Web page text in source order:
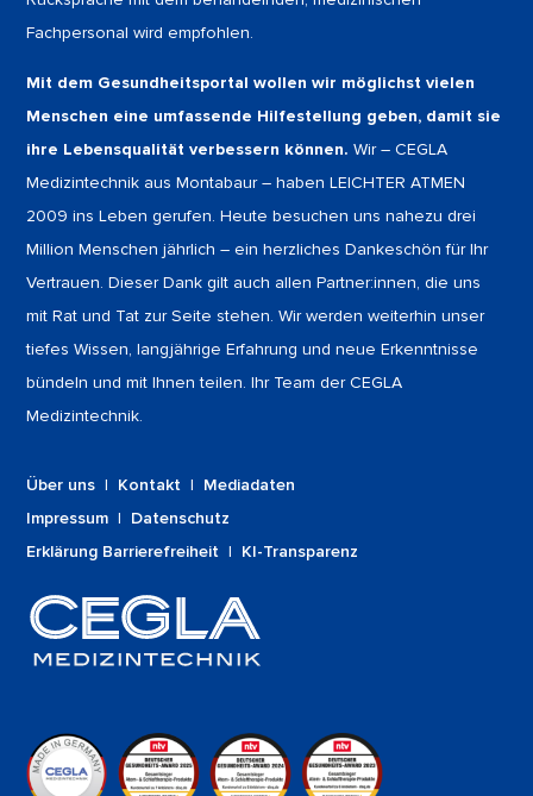
Fachpersonal wird empfohlen.
Mit dem Gesundheitsportal wollen wir möglichst vielen
Menschen eine umfassende Hilfestellung geben, damit sie
ihre Lebensqualität verbessern können. Wir – CEGLA
Medizintechnik aus Montabaur – haben LEICHTER ATMEN
2009 ins Leben gerufen. Heute besuchen uns nahezu drei
Million Menschen jährlich – ein herzliches Dankeschön für Ihr
Vertrauen. Dieser Dank gilt auch allen Partner:innen, die uns
mit Rat und Tat zur Seite stehen. Wir werden weiterhin unser
tiefes Wissen, langjährige Erfahrung und neue Erkenntnisse
bündeln und mit Ihnen teilen. Ihr Team der CEGLA
Medizintechnik.
Über uns | Kontakt | Mediadaten
Impressum | Datenschutz
Erklärung Barrierefreiheit | KI-Transparenz